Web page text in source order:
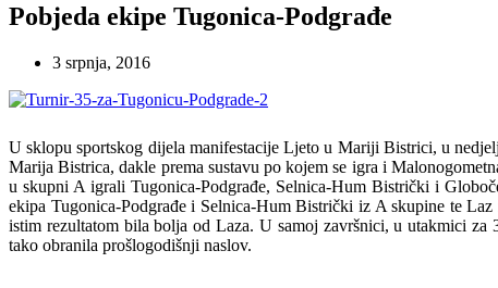
Pobjeda ekipe Tugonica-Podgrađe
3 srpnja, 2016
U sklopu sportskog dijela manifestacije Ljeto u Mariji Bistrici, u
Marija Bistrica, dakle prema sustavu po kojem se igra i
u skupni A igrali Tugonica-Podgrađe, Selnica-Hum Bistrički i
ekipa Tugonica-Podgrađe i Selnica-Hum Bistrički iz A skupine te
istim rezultatom bila bolja od Laza. U samoj završnici, u utakmici
tako obranila prošlogodišnji naslov.